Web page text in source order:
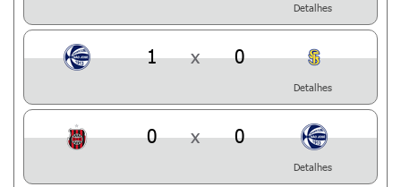
Detalhes
1 x 0
Detalhes
0 x 0
Detalhes